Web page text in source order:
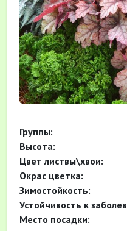
Группы:
Высота:
Цвет листвы\хвои:
Окрас цветка:
Зимостойкость:
Устойчивость к
Место посадки: